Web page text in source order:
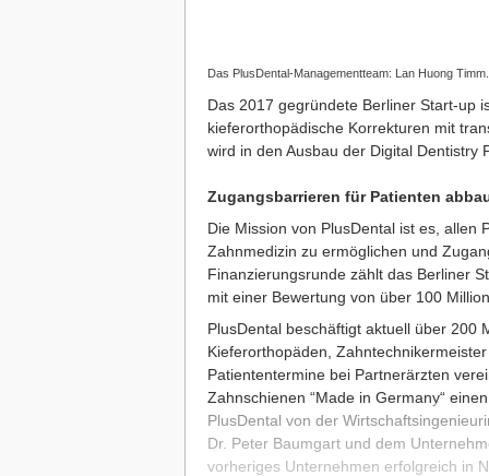
Das PlusDental-Managementteam: Lan Huong
Das 2017 gegründete Berliner Start-up
kieferorthopädische Korrekturen mit
wird in den Ausbau der Digital Dentistry
Zugangsbarrieren für Patienten
Die Mission von PlusDental ist es, allen
Zahnmedizin zu ermöglichen und
Finanzierungsrunde zählt das Berliner
mit einer Bewertung von über 100
PlusDental beschäftigt aktuell über 200
Kieferorthopäden,
Patiententermine bei Partnerärzten
Zahnschienen “Made in Germany“
PlusDental von der
Dr. Peter Baumgart und dem
vorheriges Unternehmen erfolgreich in